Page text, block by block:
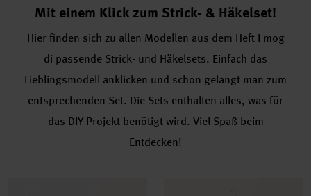
Mit einem Klick zum Strick- & Häkelset!
Hier finden sich zu allen Modellen aus dem Heft I mog
di passende Strick- und Häkelsets. Einfach das
Lieblingsmodell anklicken und schon gelangt man zum
entsprechenden Set. Die Sets enthalten alles, was für
das DIY-Projekt benötigt wird. Viel Spaß beim
Entdecken!